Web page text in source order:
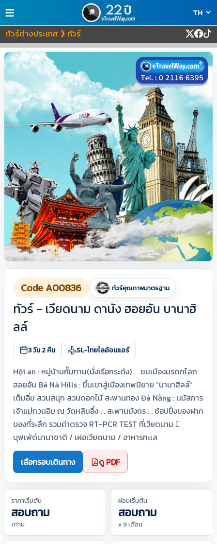
≡
ทัวร์ต่างประเทศ ❯ ทัวร์
Code A00836 ทัวร์คุณภาพมาตรฐาน
ทัวร์ - เวียดนาม ดานัง ฮอยอัน บานาฮิ
ลล์
3 วัน 2 คืน SL-ไทยไลอ้อนแอร์
Hội an : หมู่บ้านกั๊มทาน(นั่งเรือกระด้ง) . . ชมเมืองมรดกโลก
ฮอยอัน Bà Nà Hills : ขึ้นเขาสู่เมืองเทพนิยาย “บานาฮิลล์”
เต็มอิ่ม สวนสนุก สวนดอกไม้ สะพานทอง Đà Nẵng : นมัสการ
เจ้าแม่กวนอิม ณ วัดหลินอึ๋ง . . สะพานมังกร . . ช้อปปิ้งของฝาก
ของที่ระลึก รวมค่าตรวจ RT-PCR TEST ที่เวียดนาม 
บุฟเฟ่ต์นานาชาติ / เฝอเวียดนาม / อาหารทะเล
เลือกรอบเดินทาง ดู PDF
ราคาเริ่มต้น
สอบถาม
/ท่าน
ผ่อนเริ่มต้น
สอบถาม
x 9 เดือน